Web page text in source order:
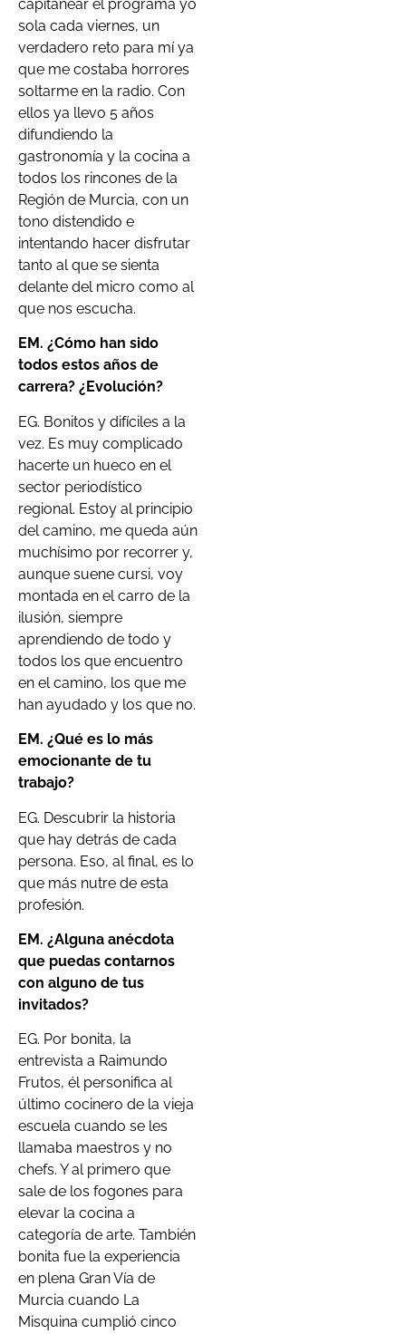
capitanear el programa yo
sola cada viernes, un
verdadero reto para mí ya
que me costaba horrores
soltarme en la radio. Con
ellos ya llevo 5 años
difundiendo la
gastronomía y la cocina a
todos los rincones de la
Región de Murcia, con un
tono distendido e
intentando hacer disfrutar
tanto al que se sienta
delante del micro como al
que nos escucha.
EM. ¿Cómo han sido
todos estos años de
carrera? ¿Evolución?
EG. Bonitos y difíciles a la
vez. Es muy complicado
hacerte un hueco en el
sector periodístico
regional. Estoy al principio
del camino, me queda aún
muchísimo por recorrer y,
aunque suene cursi, voy
montada en el carro de la
ilusión, siempre
aprendiendo de todo y
todos los que encuentro
en el camino, los que me
han ayudado y los que no.
EM. ¿Qué es lo más
emocionante de tu
trabajo?
EG. Descubrir la historia
que hay detrás de cada
persona. Eso, al final, es lo
que más nutre de esta
profesión.
EM. ¿Alguna anécdota
que puedas contarnos
con alguno de tus
invitados?
EG. Por bonita, la
entrevista a Raimundo
Frutos, él personifica al
último cocinero de la vieja
escuela cuando se les
llamaba maestros y no
chefs. Y al primero que
sale de los fogones para
elevar la cocina a
categoría de arte. También
bonita fue la experiencia
en plena Gran Vía de
Murcia cuando La
Misquina cumplió cinco